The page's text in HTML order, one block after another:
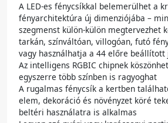
A LED-es fénycsíkkal belemerülhet a
fényarchitektúra új dimenziójába –
szegmenst külön-külön megtervezhet
tarkán, színváltóan, villogóan, futó
vagy használhatja a 44 előre
Az intelligens RGBIC chipnek
egyszerre több színben is ragyoghat
A rugalmas fénycsík a kertben
elem, dekoráció és növényzet köré
beltéri használatra is alkalmas